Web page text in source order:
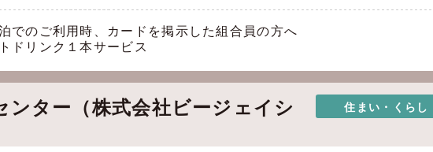
でのご利用時、カードを掲示した組合員の方へ
ドリンク１本サービス
ンター（株式会社ビージェイシ
住まい・くらし